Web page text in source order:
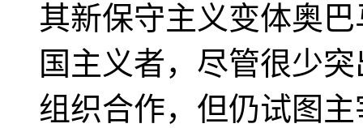
其新保守主义变体奥
国主义者，尽管很少
组织合作，但仍试图